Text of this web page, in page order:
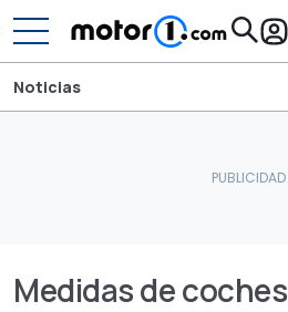
Noticias
Medidas de coches